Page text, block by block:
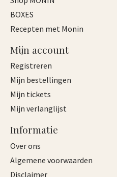
BOXES
Recepten met Monin
Mijn account
Registreren
Mijn bestellingen
Mijn tickets
Mijn verlanglijst
Informatie
Over ons
Algemene voorwaarden
Disclaimer